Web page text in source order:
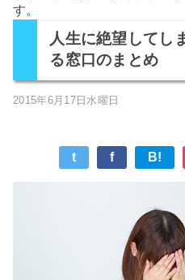
す。
人生に絶望してし
る窓口のまとめ
2015年6月17日水曜日
t f B!